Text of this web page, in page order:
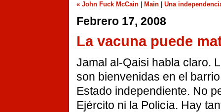
« John Fuck McCain Main Una
Febrero 17, 2008
La vacuna puede
Jamal al-Qaisi habla claro.
son bienvenidas en el
Estado independiente. No
Ejército ni la Policía. Hay